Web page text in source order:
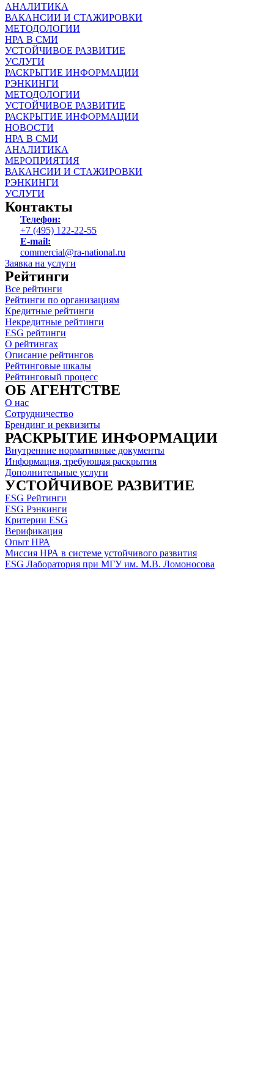
АНАЛИТИКА
ВАКАНСИИ И СТАЖИРОВКИ
МЕТОДОЛОГИИ
НРА В СМИ
УСТОЙЧИВОЕ РАЗВИТИЕ
УСЛУГИ
РАСКРЫТИЕ ИНФОРМАЦИИ
РЭНКИНГИ
МЕТОДОЛОГИИ
УСТОЙЧИВОЕ РАЗВИТИЕ
РАСКРЫТИЕ ИНФОРМАЦИИ
НОВОСТИ
НРА В СМИ
АНАЛИТИКА
МЕРОПРИЯТИЯ
ВАКАНСИИ И СТАЖИРОВКИ
РЭНКИНГИ
УСЛУГИ
Контакты
Телефон:
+7 (495) 122-22-55
E-mail:
commercial@ra-national.ru
Заявка на услуги
Рейтинги
Все рейтинги
Рейтинги по организациям
Кредитные рейтинги
Некредитные рейтинги
ESG рейтинги
О рейтингах
Описание рейтингов
Рейтинговые шкалы
Рейтинговый процесс
ОБ АГЕНТСТВЕ
О нас
Сотрудничество
Брендинг и реквизиты
РАСКРЫТИЕ ИНФОРМАЦИИ
Внутренние нормативные документы
Информация, требующая раскрытия
Дополнительные услуги
УСТОЙЧИВОЕ РАЗВИТИЕ
ESG Рейтинги
ESG Рэнкинги
Критерии ESG
Верификация
Опыт НРА
Миссия НРА в системе устойчивого развития
ESG Лаборатория при МГУ им. М.В. Ломоносова